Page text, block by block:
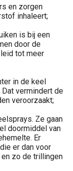
en zorgen
inhaleert;
is bij een
door de
tot meer
in de keel
vermindert de
veroorzaakt;
Ze gaan
doormiddel van
Er
er dan voor
zo de trillingen